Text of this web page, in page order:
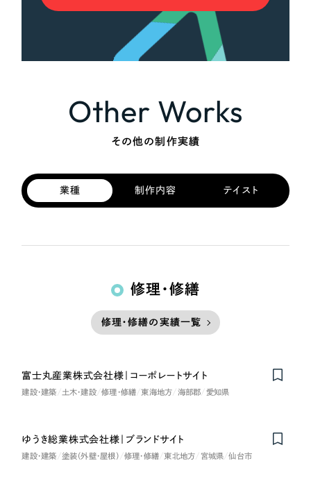
Other Works
その他の制作実績
業種 制作内容 テイスト
修理・修繕
修理・修繕の実績一覧
富士丸産業株式会社様｜コーポレートサイト
建設・建築 土木・建設 修理・修繕 東海地方 海部郡 愛知県
ゆうき総業株式会社様｜ブランドサイト
建設・建築 塗装（外壁・屋根） 修理・修繕 東北地方 宮城県 仙台市